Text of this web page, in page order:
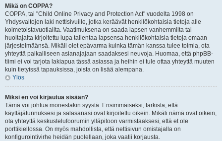
Mikä on COPPA?
COPPA, tai "Child Online Privacy and Protection Act" vuodelta 1998 on
Yhdysvaltojen laki nettisivuille, jotka keräävät henkilökohtaisia tietoja alle
kolmetoistavuotiailta. Vaatimuksena on saada lapsen vanhemmilta tai
huoltajalta kirjoitettu lupa tallentaa lapsensa henkilökohtaisia tietoja omaan
järjestelmäänsä. Mikäli olet epävarma kuinka tämän kanssa tulee toimia, ota
yhteyttä paikalliseen asianajajaan saadaksesi neuvoja. Huomaa, että phpBB-
tiimi ei voi tarjota lakiapua tässä asiassa ja heihin ei tule ottaa yhteyttä muuten
kuin tietyissä tapauksissa, joista on lisää alempana.
Ylös
Miksi en voi kirjautua sisään?
Tämä voi johtua monestakin syystä. Ensimmäiseksi, tarkista, että
käyttäjätunnuksesi ja salasanasi ovat kirjoitettu oikein. Mikäli nämä ovat oikein,
ota yhteyttä keskustelufoorumin ylläpitoon varmistaaksesi, että et ole
porttikiellossa. On myös mahdollista, että nettisivun omistajalla on
konfigurointivirhe heidän puolellaan, joka vaatii korjausta.